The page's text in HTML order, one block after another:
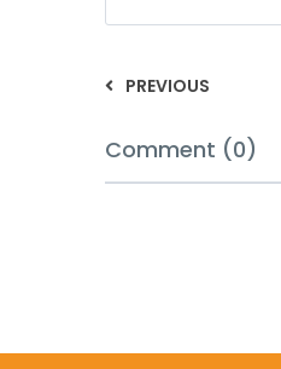
PREVIOUS
Comment (0)